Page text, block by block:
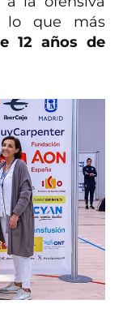
lo que más
12 años de